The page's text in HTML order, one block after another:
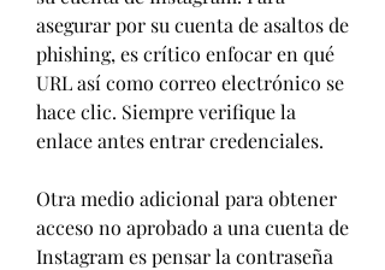
asegurar por su cuenta de asaltos de
phishing, es crítico enfocar en qué
URL así como correo electrónico se
hace clic. Siempre verifique la
enlace antes entrar credenciales.
Otra medio adicional para obtener
acceso no aprobado a una cuenta de
Instagram es pensar la contraseña